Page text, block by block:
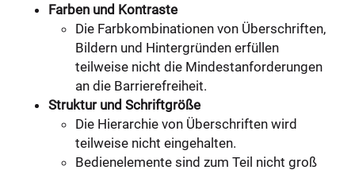
Farben und Kontraste
Die Farbkombinationen von Überschriften,
Bildern und Hintergründen erfüllen
teilweise nicht die Mindestanforderungen
an die Barrierefreiheit.
Struktur und Schriftgröße
Die Hierarchie von Überschriften wird
teilweise nicht eingehalten.
Bedienelemente sind zum Teil nicht groß